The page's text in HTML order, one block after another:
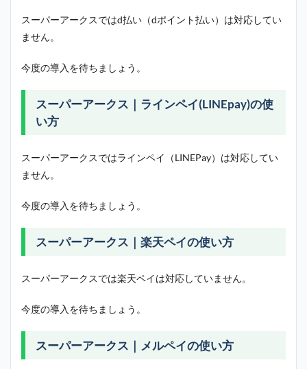
スーパーアークスではd払い（dポイント払い）は対応してい
ません。
今度の導入を待ちましょう。
スーパーアークス｜ラインペイ(LINEpay)の使
い方
スーパーアークスではラインペイ（LINEPay）は対応してい
ません。
今度の導入を待ちましょう。
スーパーアークス｜楽天ペイの使い方
スーパーアークスでは楽天ペイは対応していません。
今度の導入を待ちましょう。
スーパーアークス｜メルペイの使い方